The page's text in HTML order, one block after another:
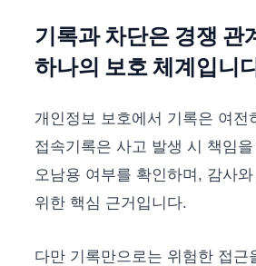
기록과 차단은 경쟁 관
하나의 보호 체계입니
개인정보 보호에서 기록은 여전
접속기록은 사고 발생 시 책임
오남용 여부를 확인하며, 감사
위한 핵심 근거입니다.
다만 기록만으로는 위험한 접근